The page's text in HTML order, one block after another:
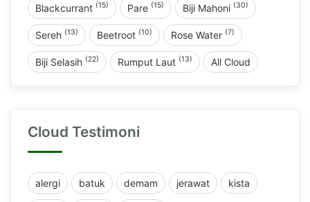
Blackcurrant (15) Pare (15) Biji Mahoni (30)
Sereh (13) Beetroot (10) Rose Water (7)
Biji Selasih (22) Rumput Laut (13) All Cloud
Cloud Testimoni
alergi batuk demam jerawat kista